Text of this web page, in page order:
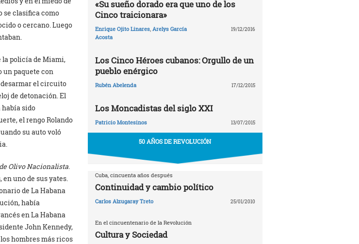
se clasifica como
o cercano. Luego
la policía de Miami,
un paquete con
el circuito
de detonación. El
sido
el rengo Rolando
su auto voló
Olivo Nacionalista.
uno de sus yates.
de La Habana
había
en La Habana
John Kennedy,
hombres más ricos
«Su sueño dorado era que uno de los
Cinco traicionara»
Enrique Ojito Linares, Arelys García
Acosta
19/12/2016
Los Cinco Héroes cubanos: Orgullo de un
pueblo enérgico
Rubén Abelenda 17/12/2015
Los Moncadistas del siglo XXI
Patricio Montesinos 13/07/2015
50 AÑOS DE REVOLUCIÓN
Cuba, cincuenta años después
Continuidad y cambio político
Carlos Alzugaray Treto 25/01/2010
En el cincuentenario de la Revolución
Cultura y Sociedad